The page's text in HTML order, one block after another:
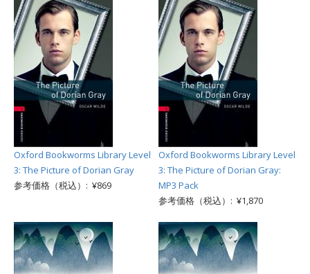
Oxford Bookworms Library Level
3: The Picture of Dorian Gray
参考価格（税込）: ¥869
Oxford Bookworms Library Level
3: The Picture of Dorian Gray:
MP3 Pack
参考価格（税込）: ¥1,870